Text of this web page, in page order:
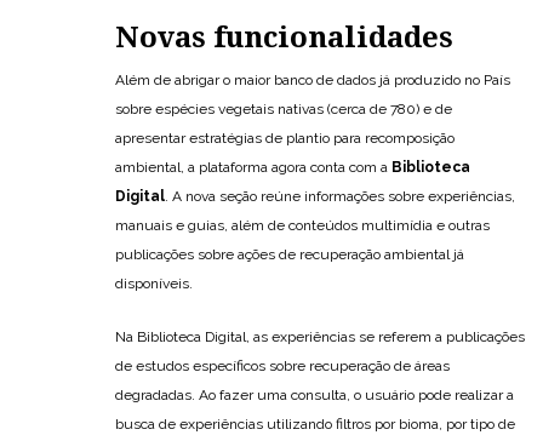
Novas funcionalidades
Além de abrigar o maior banco de dados já produzido no País
sobre espécies vegetais nativas (cerca de 780) e de
apresentar estratégias de plantio para recomposição
ambiental, a plataforma agora conta com a Biblioteca
Digital. A nova seção reúne informações sobre experiências,
manuais e guias, além de conteúdos multimídia e outras
publicações sobre ações de recuperação ambiental já
disponíveis.
Na Biblioteca Digital, as experiências se referem a publicações
de estudos específicos sobre recuperação de áreas
degradadas. Ao fazer uma consulta, o usuário pode realizar a
busca de experiências utilizando filtros por bioma, por tipo de